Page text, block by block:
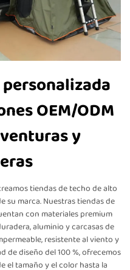
OEM/ODM
y
tiendas de techo de alto
su marca. Nuestras tiendas de
con materiales premium
aluminio y carcasas de
resistente al viento y
de diseño del 100 %, ofrecemos
el tamaño y el color hasta la